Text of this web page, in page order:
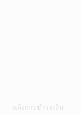
แจ้งการชำระเงิน